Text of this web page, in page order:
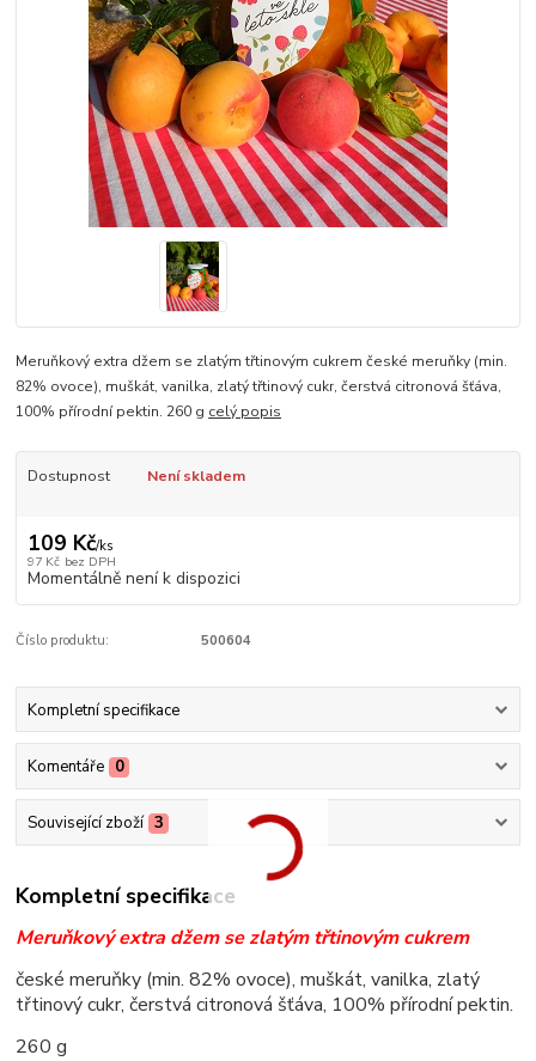
Meruňkový extra džem se zlatým třtinovým cukrem české meruňky (min.
82% ovoce), muškát, vanilka, zlatý třtinový cukr, čerstvá citronová šťáva,
100% přírodní pektin. 260 g celý popis
Dostupnost Není skladem
109 Kč/ks
97 Kč bez DPH
Momentálně není k dispozici
Číslo produktu: 500604
Kompletní specifikace
Komentáře 0
Související zboží 3
Kompletní specifikace
Meruňkový extra džem se zlatým třtinovým cukrem
české meruňky (min. 82% ovoce), muškát, vanilka, zlatý
třtinový cukr, čerstvá citronová šťáva, 100% přírodní pektin.
260 g